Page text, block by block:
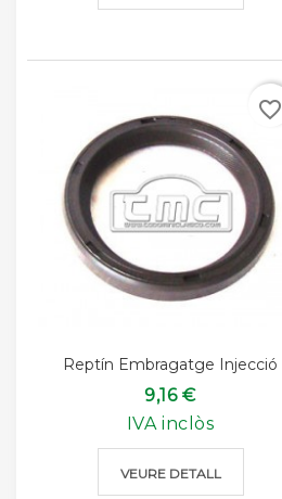
Reptín Embragatge Injecció
9,16 €
IVA inclòs
VEURE DETALL
favorite_border